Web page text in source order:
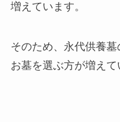
増えています。
そのため、永代供養
お墓を選ぶ方が増えて